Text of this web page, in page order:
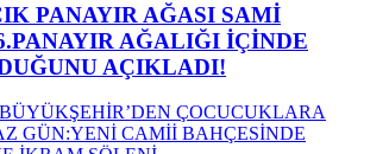
PANAYIR AĞASI SAMİ
AĞALIĞI İÇİNDE
AÇIKLADI!